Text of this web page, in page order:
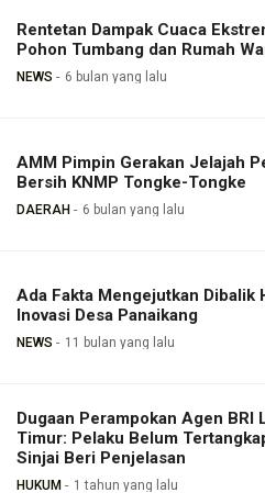
Rentetan Dampak Cuaca
Pohon Tumbang dan Rumah
NEWS 6 bulan yang lalu
AMM Pimpin Gerakan Jelajah
Bersih KNMP Tongke-Tongke
DAERAH 6 bulan yang lalu
Ada Fakta Mengejutkan Dibalik
Inovasi Desa Panaikang
NEWS 11 bulan yang lalu
Dugaan Perampokan Agen BRI
Timur: Pelaku Belum
Sinjai Beri Penjelasan
HUKUM 1 tahun yang lalu